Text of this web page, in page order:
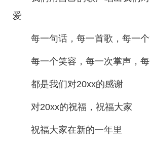
爱
每一句话，每一首歌，每一
每一个笑容，每一次掌声，
都是我们对20xx的感谢
对20xx的祝福，祝福大家
祝福大家在新的一年里